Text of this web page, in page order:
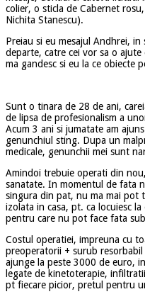
colier, o sticla de Cabernet
Nichita Stanescu).
Preiau si eu mesajul Andhrei,
departe, catre cei vor sa o
ma gandesc si eu la ce obiecte
Sunt o tinara de 28 de ani,
de lipsa de profesionalism a
Acum 3 ani si jumatate am
genunchiul sting. Dupa un
medicale, genunchii mei sunt
Amindoi trebuie operati din
sanatate. In momentul de fata
singura din pat, nu ma mai pot
izolata in casa, pt. ca locuiesc
pentru care nu pot face fata
Costul operatiei, impreuna cu
preoperatorii + surub
ajunge la peste 3000 de euro,
legate de kinetoterapie,
pt fiecare picior, pretul pentru